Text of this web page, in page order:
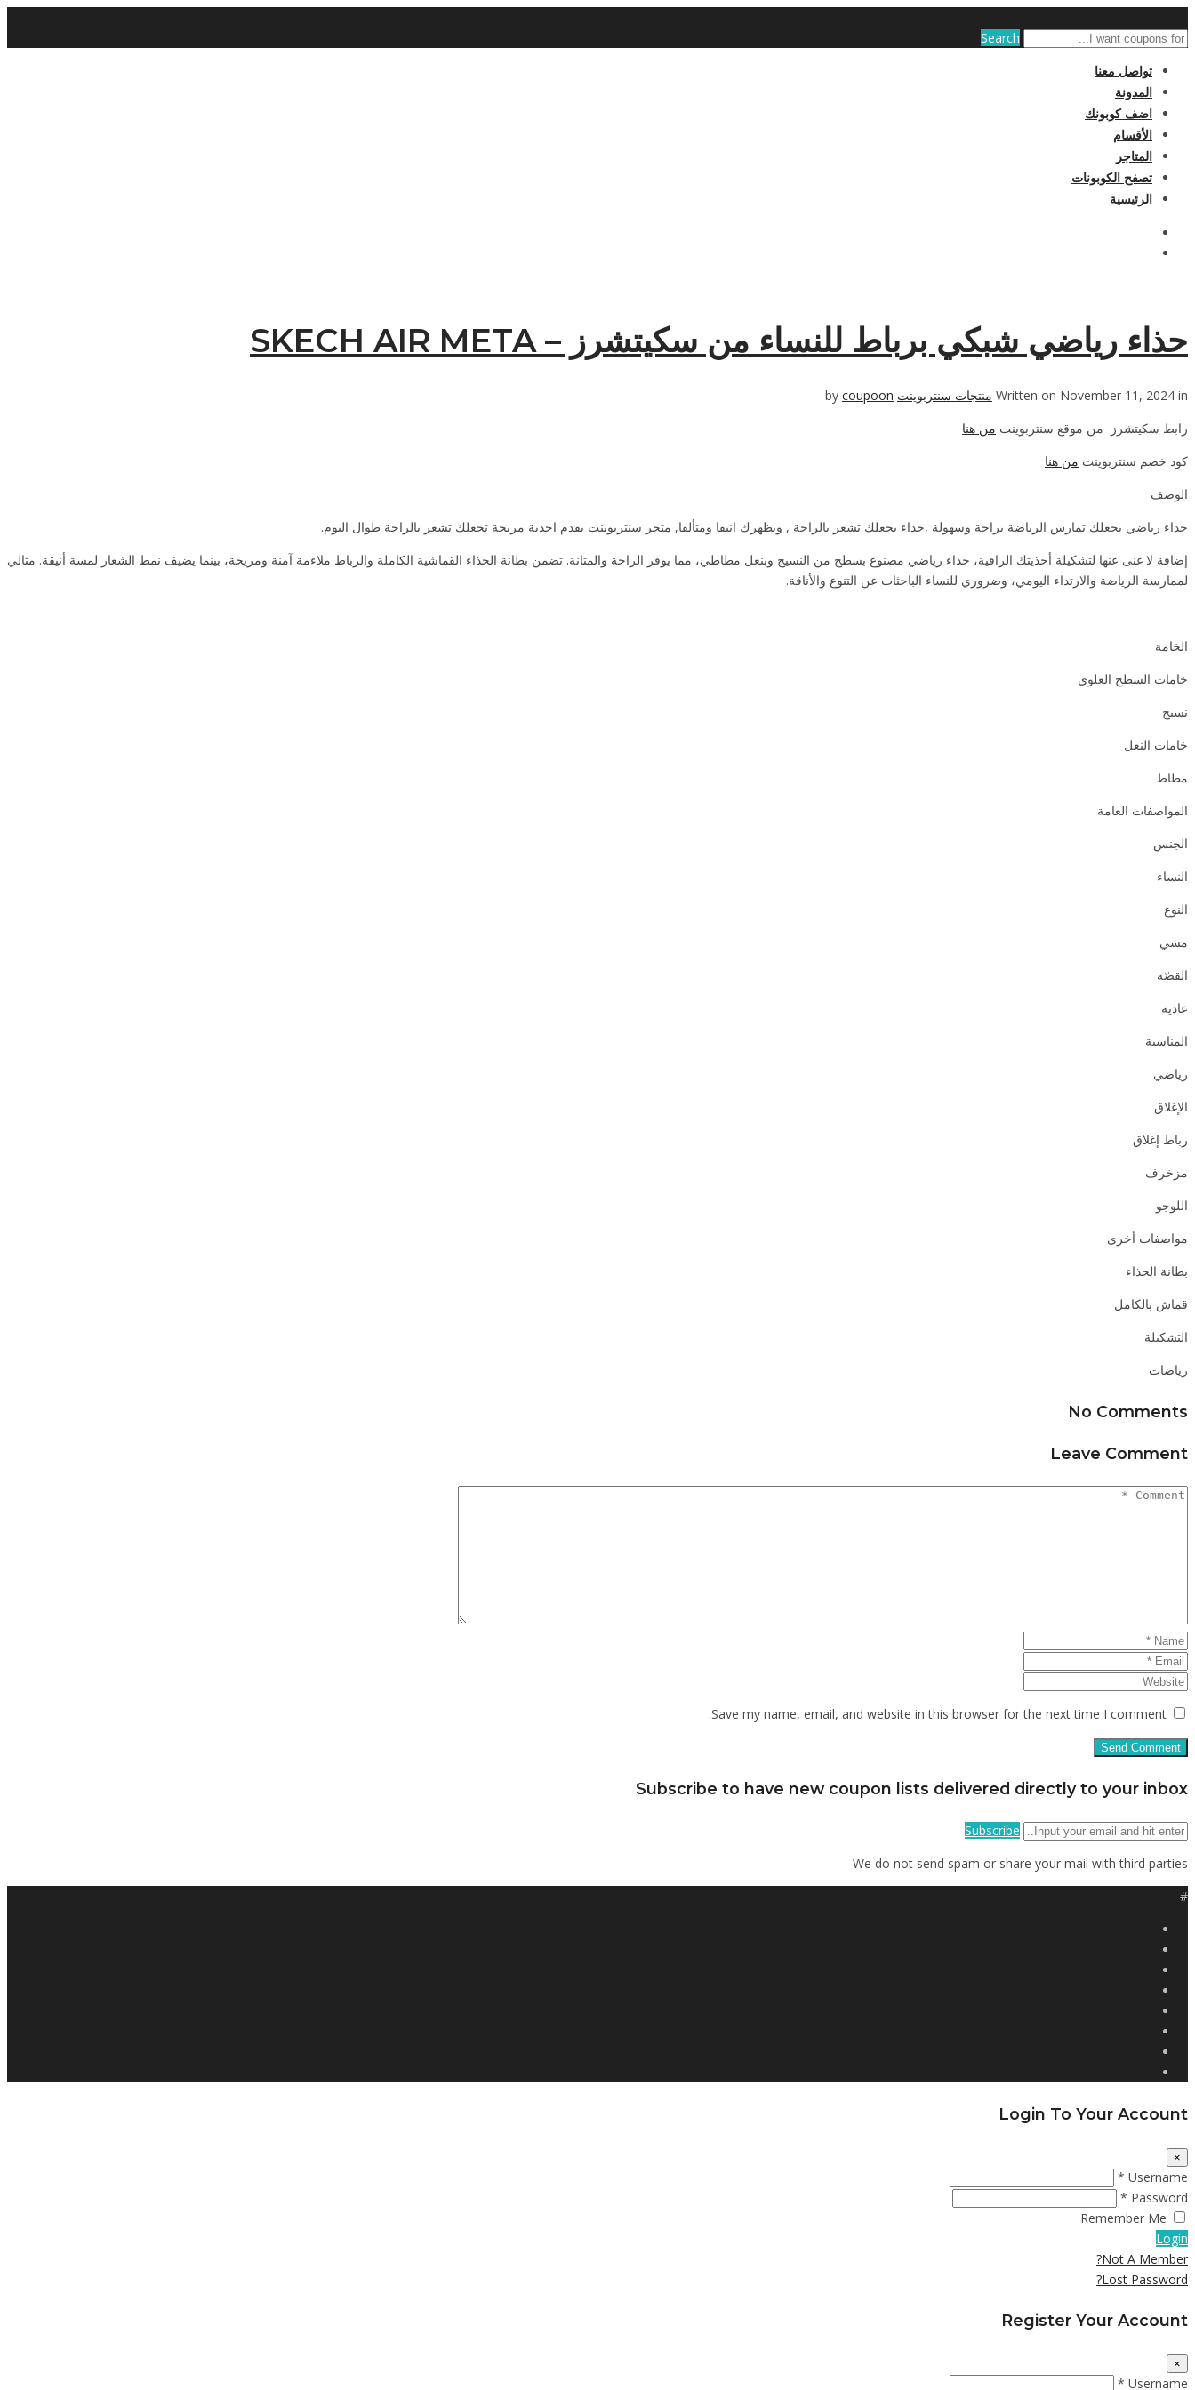
Search
تواصل معنا
المدونة
اضف كوبونك
الأقسام
المتاجر
تصفح الكوبونات
الرئيسية
حذاء رياضي شبكي برباط للنساء من سكيتشرز – SKECH AIR META
Written on November 11, 2024 in منتجات سنتربوينت coupoon
رابط سكيتشرز من موقع سنتربوينت من هنا
كود خصم سنتربوينت من هنا
الوصف
حذاء رياضي يجعلك تمارس الرياضة براحة وسهولة ,حذاء يجعلك تشعر بالراحة , ويظهرك انيقا ومتألقا, متجر سنتربوينت يقدم احذية مريحة تجعلك تشعر بالراحة طوال اليوم.
إضافة لا غنى عنها لتشكيلة أحذيتك الراقية، حذاء رياضي مصنوع بسطح من النسيج وبنعل مطاطي، مما يوفر الراحة والمتانة. تضمن بطانة الحذاء القماشية الكاملة والرباط ملاءمة آمنة ومريحة، بينما يضيف نمط الشعار لمسة أنيقة. مثالي
لممارسة الرياضة والارتداء اليومي، وضروري للنساء الباحثات عن التنوع والأناقة.
الخامة
خامات السطح العلوي
نسيج
خامات النعل
مطاط
المواصفات العامة
الجنس
النساء
النوع
مشي
القصّة
عادية
المناسبة
رياضي
الإغلاق
رباط إغلاق
مزخرف
اللوجو
مواصفات أخرى
بطانة الحذاء
قماش بالكامل
التشكيلة
رياضات
No Comments
Leave Comment
Save my name, email, and website in this browser for the next time I comment.
Subscribe to have new coupon lists delivered directly to your inbox
Subscribe
We do not send spam or share your mail with third parties
#
Login To Your Account
×
Username *
Password *
Remember Me
Login
Not A Member?
Lost Password?
Register Your Account
×
Username *